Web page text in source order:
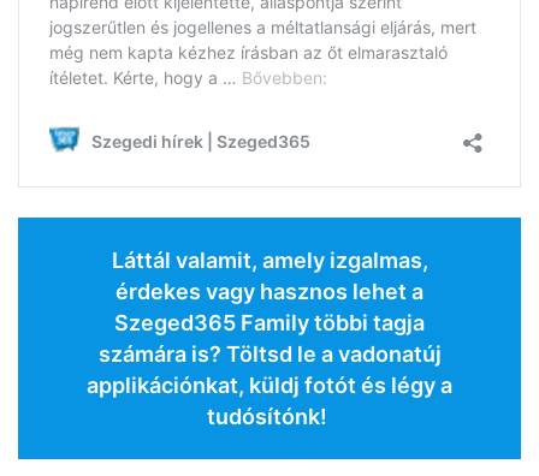
Láttál valamit, amely izgalmas,
érdekes vagy hasznos lehet a
Szeged365 Family többi tagja
számára is? Töltsd le a vadonatúj
applikációnkat, küldj fotót és légy a
tudósítónk!